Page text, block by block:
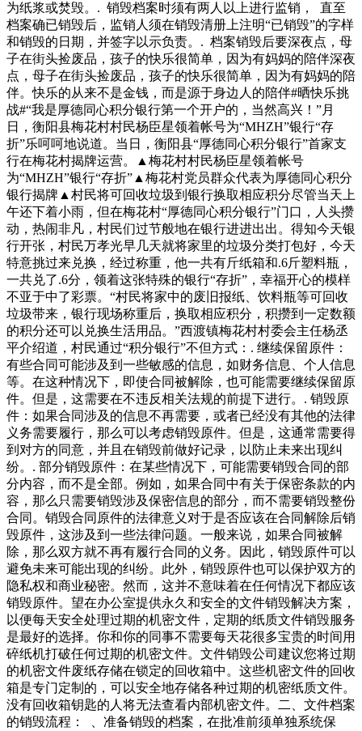
为纸浆或焚毁。. 销毁档案时须有两人以上进行监销， 直至
档案确已销毁后，监销人须在销毁清册上注明“已销毁”的字样
和销毁的日期，并签字以示负责。. 档案销毁后要深夜点，母
子在街头捡废品，孩子的快乐很简单，因为有妈妈的陪伴深夜
点，母子在街头捡废品，孩子的快乐很简单，因为有妈妈的陪
伴。快乐的从来不是金钱，而是源于身边人的陪伴#晒快乐挑
战#“我是厚德同心积分银行第一个开户的，当然高兴！”月
日，衡阳县梅花村村民杨臣星领着帐号为“MHZH”银行“存
折”乐呵呵地说道。当日，衡阳县“厚德同心积分银行”首家支
行在梅花村揭牌运营。▲梅花村村民杨臣星领着帐号
为“MHZH”银行“存折”▲梅花村党员群众代表为厚德同心积分
银行揭牌▲村民将可回收垃圾到银行换取相应积分尽管当天上
午还下着小雨，但在梅花村“厚德同心积分银行”门口，人头攒
动，热闹非凡，村民们过节般地在银行进进出出。得知今天银
行开张，村民万孝光早几天就将家里的垃圾分类打包好，今天
特意挑过来兑换，经过称重，他一共有斤纸箱和.6斤塑料瓶，
一共兑了.6分，领着这张特殊的银行“存折”，幸福开心的模样
不亚于中了彩票。“村民将家中的废旧报纸、饮料瓶等可回收
垃圾带来，银行现场称重后，换取相应积分，积攒到一定数额
的积分还可以兑换生活用品。”西渡镇梅花村村委会主任杨丞
平介绍道，村民通过“积分银行”不但方式：. 继续保留原件：
有些合同可能涉及到一些敏感的信息，如财务信息、个人信息
等。在这种情况下，即使合同被解除，也可能需要继续保留原
件。但是，这需要在不违反相关法规的前提下进行。. 销毁原
件：如果合同涉及的信息不再需要，或者已经没有其他的法律
义务需要履行，那么可以考虑销毁原件。但是，这通常需要得
到对方的同意，并且在销毁前做好记录，以防止未来出现纠
纷。. 部分销毁原件：在某些情况下，可能需要销毁合同的部
分内容，而不是全部。例如，如果合同中有关于保密条款的内
容，那么只需要销毁涉及保密信息的部分，而不需要销毁整份
合同。销毁合同原件的法律意义对于是否应该在合同解除后销
毁原件，这涉及到一些法律问题。一般来说，如果合同被解
除，那么双方就不再有履行合同的义务。因此，销毁原件可以
避免未来可能出现的纠纷。此外，销毁原件也可以保护双方的
隐私权和商业秘密。然而，这并不意味着在任何情况下都应该
销毁原件。望在办公室提供永久和安全的文件销毁解决方案，
以便每天安全处理过期的机密文件，定期的纸质文件销毁服务
是最好的选择。你和你的同事不需要每天花很多宝贵的时间用
碎纸机打破任何过期的机密文件。文件销毁公司建议您将过期
的机密文件废纸存储在锁定的回收箱中。这些机密文件的回收
箱是专门定制的，可以安全地存储各种过期的机密纸质文件。
没有回收箱钥匙的人将无法查看内部机密文件。二、文件档案
的销毁流程： 、准备销毁的档案，在批准前须单独系统保